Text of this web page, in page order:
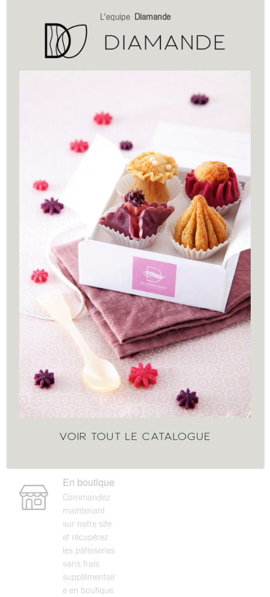
Accueil > Pâtisseries
MINI MAKROUT
MAKROUTS)
2,80
EN RUPTURE DE STOCK
INGRÉDIENTS
Aucun ingrédient renseigné pour le moment.
ALLERGÈNES
Aucun allergène renseigné pour le moment.
En boutique
Commandez
maintenant
sur notre site
et récupérez
les pâtisseries
sans frais
supplémentair
e en boutique.
L’equipe Diamande
VOIR TOUT LE CATALOGUE